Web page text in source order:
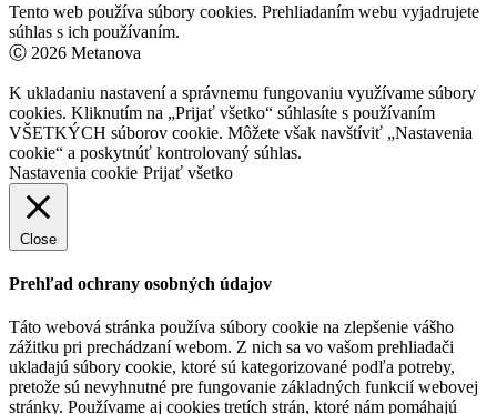
Tento web používa súbory cookies. Prehliadaním webu vyjadrujete
súhlas s ich používaním.
Ⓒ 2026 Metanova
K ukladaniu nastavení a správnemu fungovaniu využívame súbory
cookies. Kliknutím na „Prijať všetko“ súhlasíte s používaním
VŠETKÝCH súborov cookie. Môžete však navštíviť „Nastavenia
cookie“ a poskytnúť kontrolovaný súhlas.
Nastavenia cookie Prijať všetko
Close
Prehľad ochrany osobných údajov
Táto webová stránka používa súbory cookie na zlepšenie vášho
zážitku pri prechádzaní webom. Z nich sa vo vašom prehliadači
ukladajú súbory cookie, ktoré sú kategorizované podľa potreby,
pretože sú nevyhnutné pre fungovanie základných funkcií webovej
stránky. Používame aj cookies tretích strán, ktoré nám pomáhajú